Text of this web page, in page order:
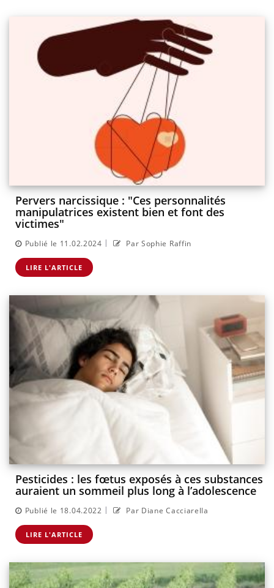
Pervers narcissique : "Ces personnalités
manipulatrices existent bien et font des
victimes"
Publié le 11.02.2024 | Par Sophie Raffin
LIRE L'ARTICLE
Pesticides : les fœtus exposés à ces substances
auraient un sommeil plus long à l’adolescence
Publié le 18.04.2022 | Par Diane Cacciarella
LIRE L'ARTICLE